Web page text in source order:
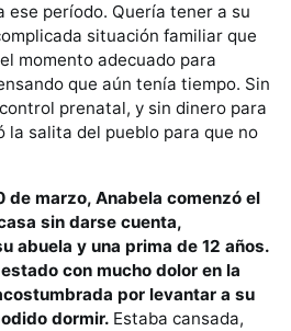
ese período. Quería tener a su
situación familiar que
momento adecuado para
que aún tenía tiempo. Sin
prenatal, y sin dinero para
la salita del pueblo para que no
de marzo, Anabela comenzó el
sin darse cuenta,
abuela y una prima de 12 años.
con mucho dolor en la
por levantar a su
dormir. Estaba cansada,